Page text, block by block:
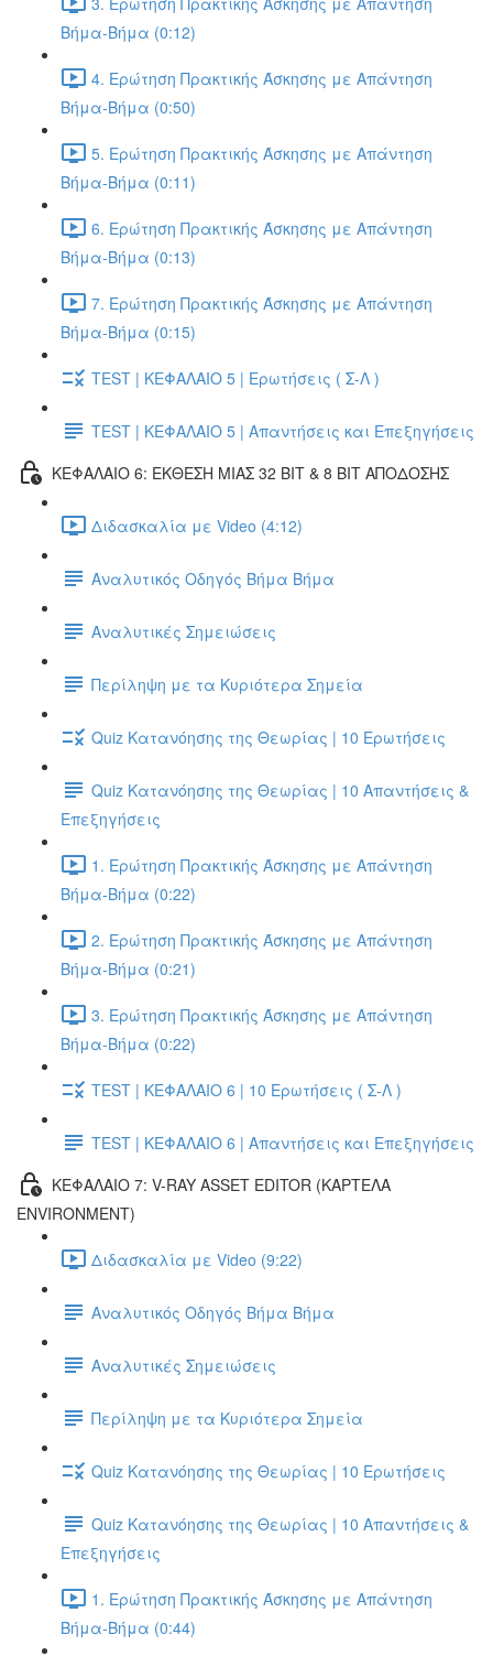
Βήμα-Βήμα (0:12)
4. Ερώτηση Πρακτικής Άσκησης με Απάντηση
Βήμα-Βήμα (0:50)
5. Ερώτηση Πρακτικής Άσκησης με Απάντηση
Βήμα-Βήμα (0:11)
6. Ερώτηση Πρακτικής Άσκησης με Απάντηση
Βήμα-Βήμα (0:13)
7. Ερώτηση Πρακτικής Άσκησης με Απάντηση
Βήμα-Βήμα (0:15)
TEST | ΚΕΦΑΛΑΙΟ 5 | Ερωτήσεις ( Σ-Λ )
TEST | ΚΕΦΑΛΑΙΟ 5 | Απαντήσεις και Επεξηγήσεις
ΚΕΦΑΛΑΙΟ 6: ΕΚΘΕΣΗ ΜΙΑΣ 32 BIT & 8 BIT ΑΠΟΔΟΣΗΣ
Διδασκαλία με Video (4:12)
Αναλυτικός Οδηγός Βήμα Βήμα
Αναλυτικές Σημειώσεις
Περίληψη με τα Κυριότερα Σημεία
Quiz Κατανόησης της Θεωρίας | 10 Ερωτήσεις
Quiz Κατανόησης της Θεωρίας | 10 Απαντήσεις &
Επεξηγήσεις
1. Ερώτηση Πρακτικής Άσκησης με Απάντηση
Βήμα-Βήμα (0:22)
2. Ερώτηση Πρακτικής Άσκησης με Απάντηση
Βήμα-Βήμα (0:21)
3. Ερώτηση Πρακτικής Άσκησης με Απάντηση
Βήμα-Βήμα (0:22)
TEST | ΚΕΦΑΛΑΙΟ 6 | 10 Ερωτήσεις ( Σ-Λ )
TEST | ΚΕΦΑΛΑΙΟ 6 | Απαντήσεις και Επεξηγήσεις
ΚΕΦΑΛΑΙΟ 7: V-RAY ASSET EDITOR (ΚΑΡΤΕΛΑ
ENVIRONMENT)
Διδασκαλία με Video (9:22)
Αναλυτικός Οδηγός Βήμα Βήμα
Αναλυτικές Σημειώσεις
Περίληψη με τα Κυριότερα Σημεία
Quiz Κατανόησης της Θεωρίας | 10 Ερωτήσεις
Quiz Κατανόησης της Θεωρίας | 10 Απαντήσεις &
Επεξηγήσεις
1. Ερώτηση Πρακτικής Άσκησης με Απάντηση
Βήμα-Βήμα (0:44)